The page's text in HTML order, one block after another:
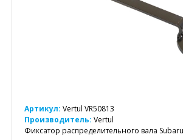
Артикул: Vertul VR50813
Производитель: Vertul
Фиксатор распределительного вала